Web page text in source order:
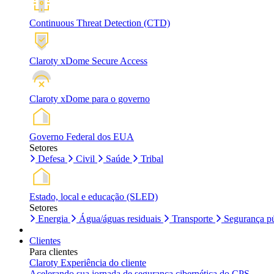
Continuous Threat Detection (CTD)
Claroty xDome Secure Access
Claroty xDome para o governo
Governo Federal dos EUA
Setores
Defesa
Civil Saúde Tribal
Estado, local e educação (SLED)
Setores
Energia
Água/águas residuais Transporte Segurança
Clientes
Para clientes
Claroty Experiência do cliente